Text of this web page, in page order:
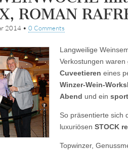
ROMAN
2014• 0 Comments
Langweilige
Verkostungen waren
Cuveetieren eines
Winzer-Wein-
Abend und ein
So präsentierte sich
luxuriösen STOCK
Topwinzer,